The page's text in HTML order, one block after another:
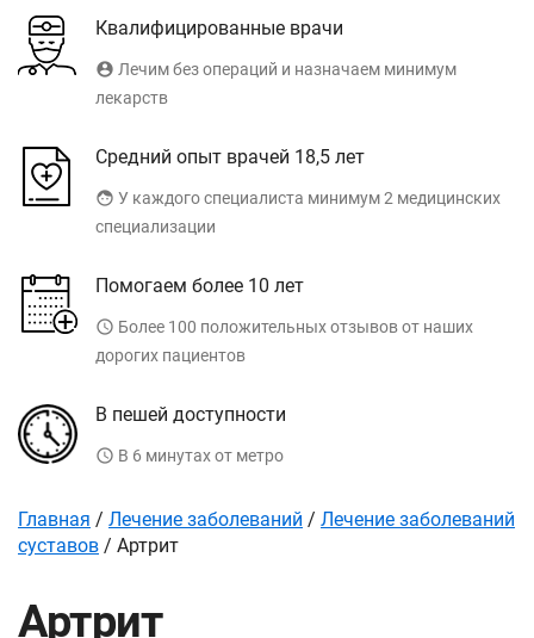
Квалифицированные врачи
account_circle Лечим без операций и назначаем минимум
лекарств
Средний опыт врачей 18,5 лет
face У каждого специалиста минимум 2 медицинских
специализации
Помогаем более 10 лет
access_time Более 100 положительных отзывов от наших
дорогих пациентов
В пешей доступности
access_time В 6 минутах от метро
Главная / Лечение заболеваний / Лечение заболеваний
суставов / Артрит
Артрит